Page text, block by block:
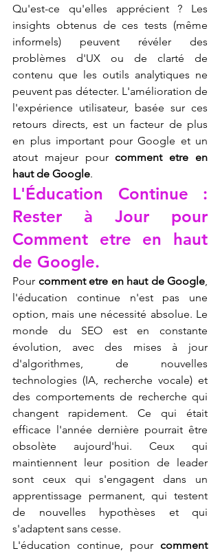
Qu'est-ce qu'elles apprécient ? Les
insights obtenus de ces tests (même
informels) peuvent révéler des
problèmes d'UX ou de clarté de
contenu que les outils analytiques ne
peuvent pas détecter. L'amélioration de
l'expérience utilisateur, basée sur ces
retours directs, est un facteur de plus
en plus important pour Google et un
atout majeur pour comment etre en
haut de Google.
L'Éducation Continue :
Rester à Jour pour
Comment etre en haut
de Google.
Pour comment etre en haut de Google,
l'éducation continue n'est pas une
option, mais une nécessité absolue. Le
monde du SEO est en constante
évolution, avec des mises à jour
d'algorithmes, de nouvelles
technologies (IA, recherche vocale) et
des comportements de recherche qui
changent rapidement. Ce qui était
efficace l'année dernière pourrait être
obsolète aujourd'hui. Ceux qui
maintiennent leur position de leader
sont ceux qui s'engagent dans un
apprentissage permanent, qui testent
de nouvelles hypothèses et qui
s'adaptent sans cesse.
L'éducation continue, pour comment